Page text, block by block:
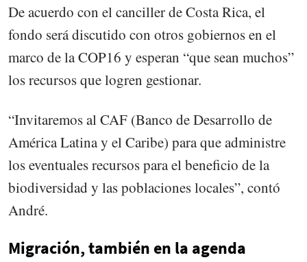
De acuerdo con el canciller de Costa Rica, el
fondo será discutido con otros gobiernos en el
marco de la COP16 y esperan “que sean muchos”
los recursos que logren gestionar.
“Invitaremos al CAF (Banco de Desarrollo de
América Latina y el Caribe) para que administre
los eventuales recursos para el beneficio de la
biodiversidad y las poblaciones locales”, contó
André.
Migración, también en la agenda